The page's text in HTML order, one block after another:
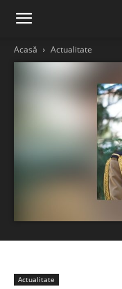
Acasă Actualitate
Actualitate